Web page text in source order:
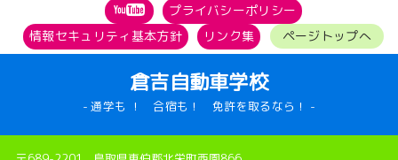
プライバシーポリシー
情報セキュリティ基本方針
リンク集 ページトップへ
倉吉自動車学校
- 通学も ！ 合宿も！ 免許を取るなら！ -